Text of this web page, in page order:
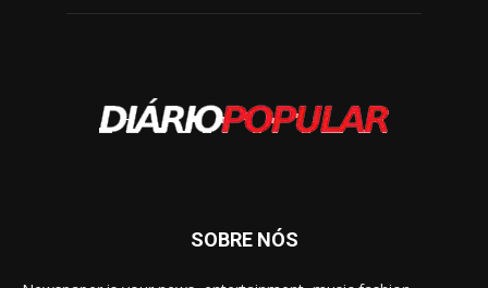
SOBRE NÓS